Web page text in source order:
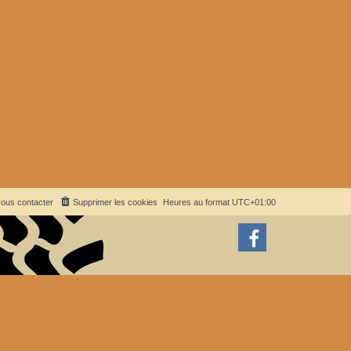
Heures au format UTC+01:00
Supprimer les cookies
contacter